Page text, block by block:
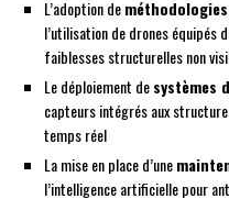
L’adoption de
l’utilisation de drones équipés
faiblesses structurelles non
Le déploiement desystèmes
capteurs intégrés aux
temps réel
La mise en place d’une
l’intelligence artificielle pour